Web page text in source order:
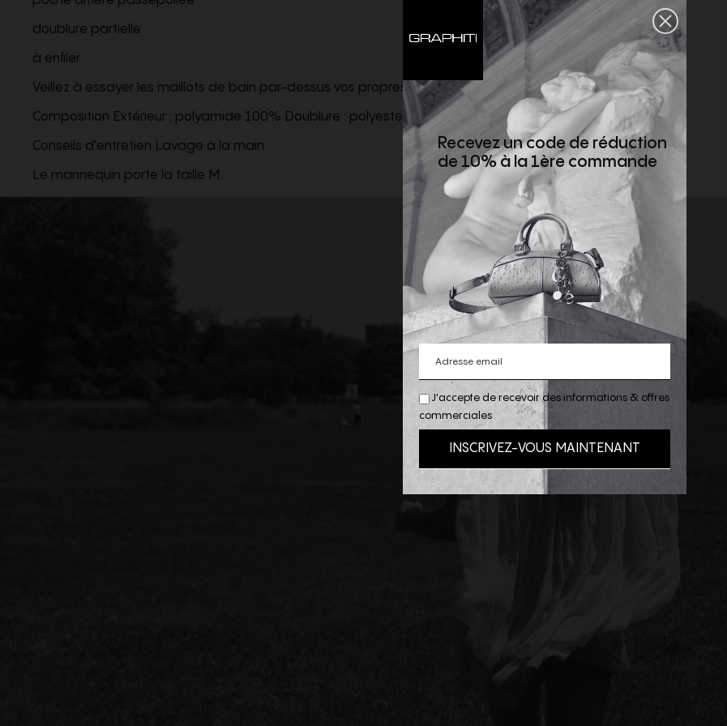
doublure partielle
à enfiler
Veillez à essayer les maillots de bain par-dessus vos propres sous-vêtements.
Composition Extérieur : polyamide 100% Doublure : polyester 100%
Conseils d'entretien Lavage à la main
Le mannequin porte la taille M.
J'accepte de recevoir des informations & offres
commerciales
Recevez un code de réduction
de 10% à la 1ère commande